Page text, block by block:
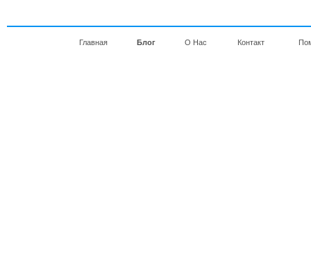
Главная Блог О Нас Контакт